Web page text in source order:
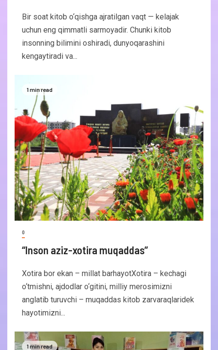
Bir soat kitob o‘qishga ajratilgan vaqt — kelajak
uchun eng qimmatli sarmoyadir. Chunki kitob
insonning bilimini oshiradi, dunyoqarashini
kengaytiradi va...
1 min read
0
“Inson aziz-xotira muqaddas”
Xotira bor ekan – millat barhayotXotira – kechagi
o‘tmishni, ajdodlar o‘gitini, milliy merosimizni
anglatib turuvchi – muqaddas kitob zarvaraqlaridek
hayotimizni...
1 min read